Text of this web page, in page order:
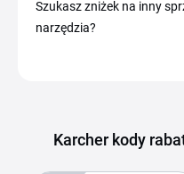
Szukasz zniżek na inny
narzędzia?
Karcher kody